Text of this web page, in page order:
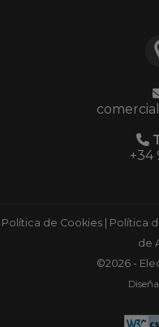
+34
Política de Cookies Política
de
©2026 -